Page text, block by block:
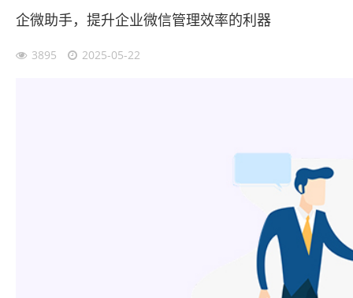
企微助手，提升企业微信管理效率的利器
3895 2025-05-22